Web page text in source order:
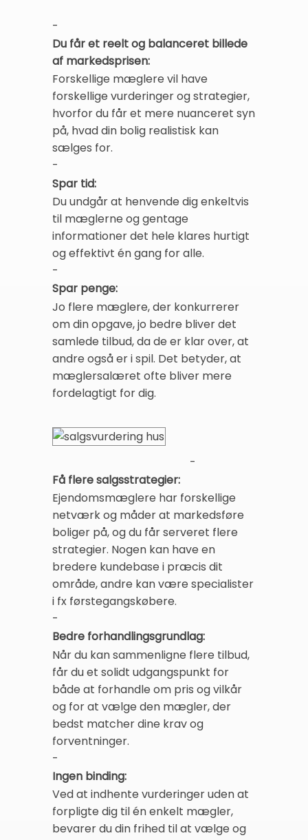
-
Du får et reelt og balanceret billede
af markedsprisen:
Forskellige mæglere vil have
forskellige vurderinger og strategier,
hvorfor du får et mere nuanceret syn
på, hvad din bolig realistisk kan
sælges for.
-
Spar tid:
Du undgår at henvende dig enkeltvis
til mæglerne og gentage
informationer det hele klares hurtigt
og effektivt én gang for alle.
-
Spar penge:
Jo flere mæglere, der konkurrerer
om din opgave, jo bedre bliver det
samlede tilbud, da de er klar over, at
andre også er i spil. Det betyder, at
mæglersalæret ofte bliver mere
fordelagtigt for dig.
-
Få flere salgsstrategier:
Ejendomsmæglere har forskellige
netværk og måder at markedsføre
boliger på, og du får serveret flere
strategier. Nogen kan have en
bredere kundebase i præcis dit
område, andre kan være specialister
i fx førstegangskøbere.
-
Bedre forhandlingsgrundlag:
Når du kan sammenligne flere tilbud,
får du et solidt udgangspunkt for
både at forhandle om pris og vilkår
og for at vælge den mægler, der
bedst matcher dine krav og
forventninger.
-
Ingen binding:
Ved at indhente vurderinger uden at
forpligte dig til én enkelt mægler,
bevarer du din frihed til at vælge og